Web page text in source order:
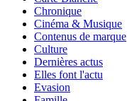
Chronique
Cinéma & Musique
Contenus de marque
Culture
Dernières actus
Elles font l'actu
Evasion